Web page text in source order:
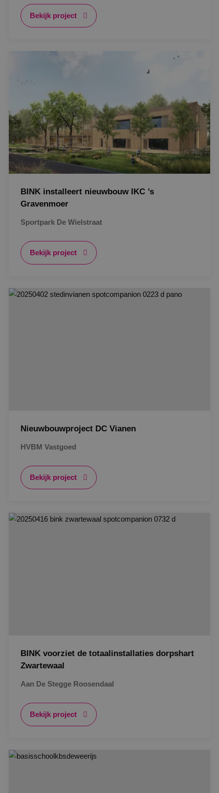
Bekijk project
BINK installeert nieuwbouw IKC ’s
Gravenmoer
Sportpark De Wielstraat
Bekijk project
Nieuwbouwproject DC Vianen
HVBM Vastgoed
Bekijk project
BINK voorziet de totaalinstallaties dorpshart
Zwartewaal
Aan De Stegge Roosendaal
Bekijk project